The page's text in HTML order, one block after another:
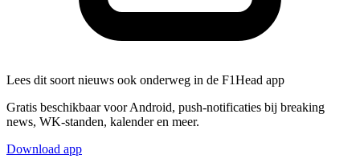
Lees dit soort nieuws ook onderweg in de F1Head app
Gratis beschikbaar voor Android, push-notificaties bij breaking
news, WK-standen, kalender en meer.
Download app